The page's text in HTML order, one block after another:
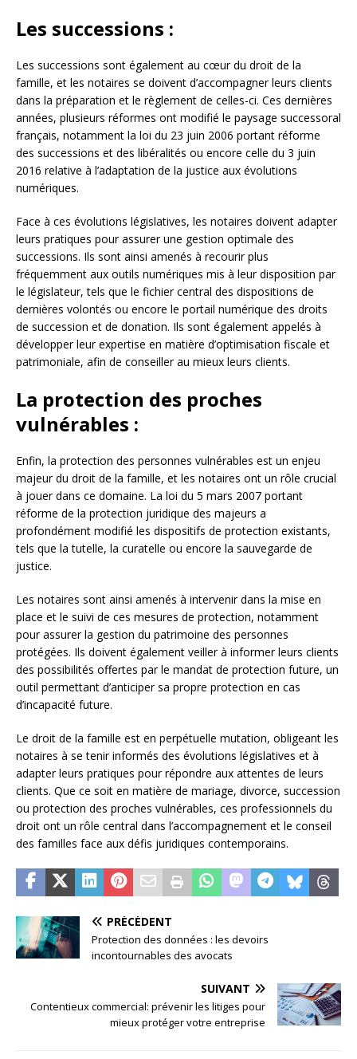
Les successions :
Les successions sont également au cœur du droit de la
famille, et les notaires se doivent d’accompagner leurs clients
dans la préparation et le règlement de celles-ci. Ces dernières
années, plusieurs réformes ont modifié le paysage successoral
français, notamment la loi du 23 juin 2006 portant réforme
des successions et des libéralités ou encore celle du 3 juin
2016 relative à l’adaptation de la justice aux évolutions
numériques.
Face à ces évolutions législatives, les notaires doivent adapter
leurs pratiques pour assurer une gestion optimale des
successions. Ils sont ainsi amenés à recourir plus
fréquemment aux outils numériques mis à leur disposition par
le législateur, tels que le fichier central des dispositions de
dernières volontés ou encore le portail numérique des droits
de succession et de donation. Ils sont également appelés à
développer leur expertise en matière d’optimisation fiscale et
patrimoniale, afin de conseiller au mieux leurs clients.
La protection des proches
vulnérables :
Enfin, la protection des personnes vulnérables est un enjeu
majeur du droit de la famille, et les notaires ont un rôle crucial
à jouer dans ce domaine. La loi du 5 mars 2007 portant
réforme de la protection juridique des majeurs a
profondément modifié les dispositifs de protection existants,
tels que la tutelle, la curatelle ou encore la sauvegarde de
justice.
Les notaires sont ainsi amenés à intervenir dans la mise en
place et le suivi de ces mesures de protection, notamment
pour assurer la gestion du patrimoine des personnes
protégées. Ils doivent également veiller à informer leurs clients
des possibilités offertes par le mandat de protection future, un
outil permettant d’anticiper sa propre protection en cas
d’incapacité future.
Le droit de la famille est en perpétuelle mutation, obligeant les
notaires à se tenir informés des évolutions législatives et à
adapter leurs pratiques pour répondre aux attentes de leurs
clients. Que ce soit en matière de mariage, divorce, succession
ou protection des proches vulnérables, ces professionnels du
droit ont un rôle central dans l’accompagnement et le conseil
des familles face aux défis juridiques contemporains.
PRÉCÉDENT
Protection des données : les devoirs
incontournables des avocats
SUIVANT
Contentieux commercial: prévenir les litiges pour
mieux protéger votre entreprise